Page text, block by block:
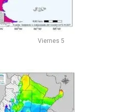
Viernes 5